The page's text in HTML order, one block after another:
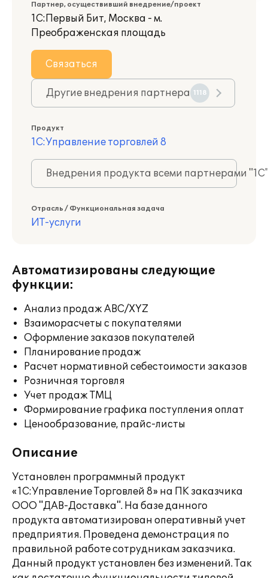
Партнер, осуществивший внедрение/проект
1С:Первый Бит, Москва - м.
Преображенская площадь
Связаться
Другие внедрения партнера 1118
Продукт
1С:Управление торговлей 8
Внедрения продукта всеми партнерами
Отрасль / Функциональная задача
ИТ-услуги
Автоматизированы следующие
функции:
Анализ продаж ABC/XYZ
Взаиморасчеты с покупателями
Оформление заказов покупателей
Планирование продаж
Расчет нормативной себестоимости заказов
Розничная торговля
Учет продаж ТМЦ
Формирование графика поступления оплат
Ценообразование, прайс-листы
Описание
Установлен программный продукт
«1С:Управление Торговлей 8» на ПК заказчика
ООО "ДАВ-Доставка". На базе данного
продукта автоматизирован оперативный учет
предприятия. Проведена демонстрация по
правильной работе сотрудникам заказчика.
Данный продукт установлен без изменений. Так